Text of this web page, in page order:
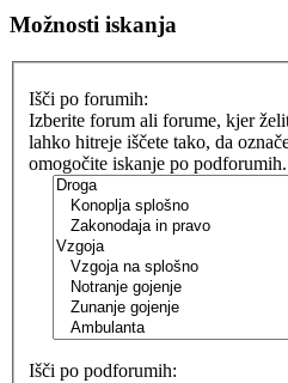
Možnosti iskanja
Išči po forumih:
Izberite forum ali forume, kjer
lahko hitreje iščete tako, da
omogočite iskanje po podforumih.
Išči po podforumih: